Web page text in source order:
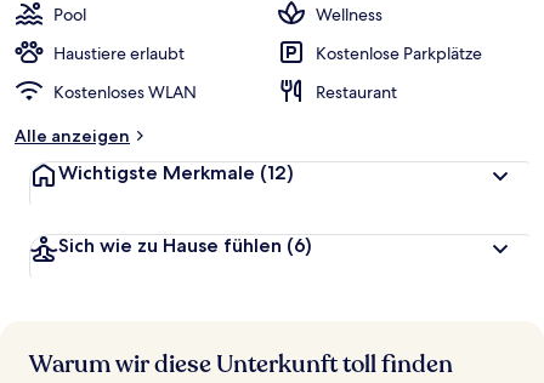
Pool
Wellness
Haustiere erlaubt
Kostenlose Parkplätze
Kostenloses WLAN
Restaurant
Alle anzeigen
Wichtigste Merkmale (12)
Sich wie zu Hause fühlen (6)
Warum wir diese Unterkunft toll finden